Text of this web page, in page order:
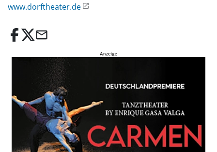
www.dorftheater.de
email